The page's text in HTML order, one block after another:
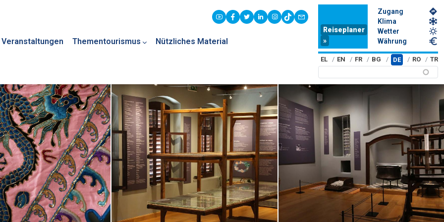
Veranstaltungen Thementourismus Nützliches Material
youtubefacebook
twitterlinkedininstagram
tiktokcontact
Reiseplaner
»
Zugang
Klima
Wetter
Währung
EL EN FR BG DE RO TR